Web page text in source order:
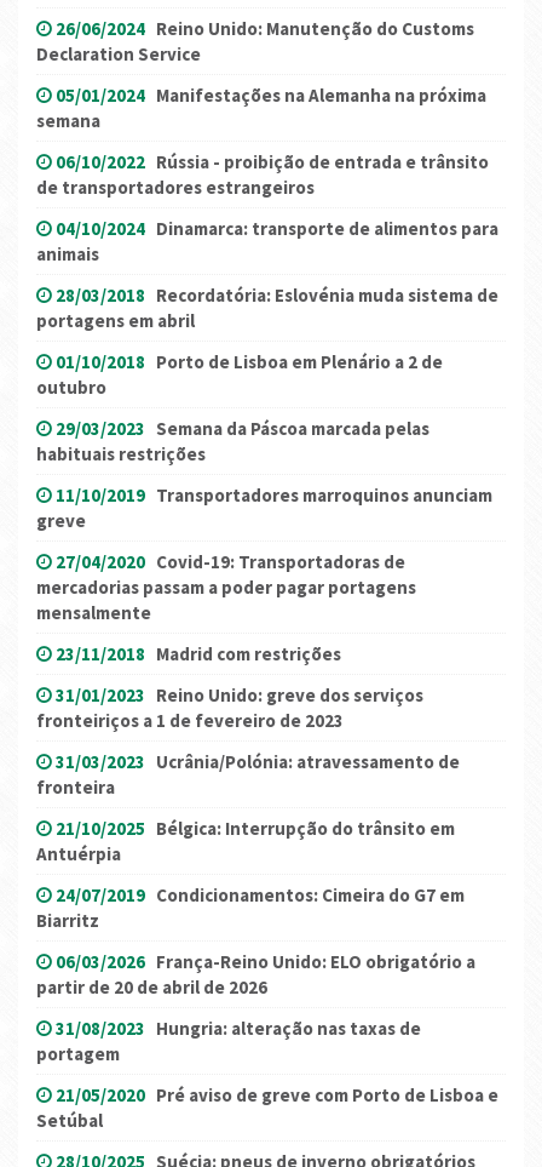
26/06/2024 Reino Unido: Manutenção do Customs
Declaration Service
05/01/2024 Manifestações na Alemanha na próxima
semana
06/10/2022 Rússia - proibição de entrada e trânsito
de transportadores estrangeiros
04/10/2024 Dinamarca: transporte de alimentos para
animais
28/03/2018 Recordatória: Eslovénia muda sistema de
portagens em abril
01/10/2018 Porto de Lisboa em Plenário a 2 de
outubro
29/03/2023 Semana da Páscoa marcada pelas
habituais restrições
11/10/2019 Transportadores marroquinos anunciam
greve
27/04/2020 Covid-19: Transportadoras de
mercadorias passam a poder pagar portagens
mensalmente
23/11/2018 Madrid com restrições
31/01/2023 Reino Unido: greve dos serviços
fronteiriços a 1 de fevereiro de 2023
31/03/2023 Ucrânia/Polónia: atravessamento de
fronteira
21/10/2025 Bélgica: Interrupção do trânsito em
Antuérpia
24/07/2019 Condicionamentos: Cimeira do G7 em
Biarritz
06/03/2026 França-Reino Unido: ELO obrigatório a
partir de 20 de abril de 2026
31/08/2023 Hungria: alteração nas taxas de
portagem
21/05/2020 Pré aviso de greve com Porto de Lisboa e
Setúbal
28/10/2025 Suécia: pneus de inverno obrigatórios